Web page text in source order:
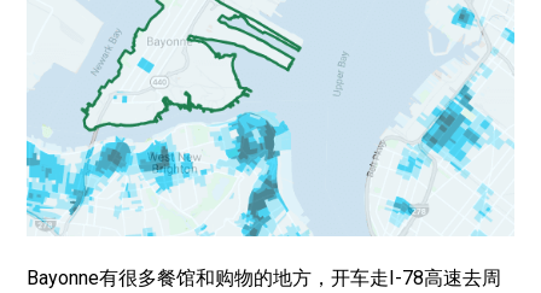
Bayonne有很多餐馆和购物的地方，开车走I-78高速去周